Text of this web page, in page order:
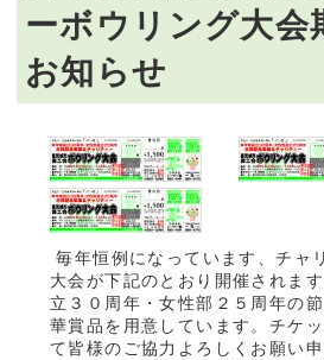
ーボウリング大会
お知らせ
毎年恒例になっています、チャ
大会が下記のとおり開催されま
立３０周年・女性部２５周年の
華賞品を用意しています。チケ
て皆様のご協力よろしくお願い